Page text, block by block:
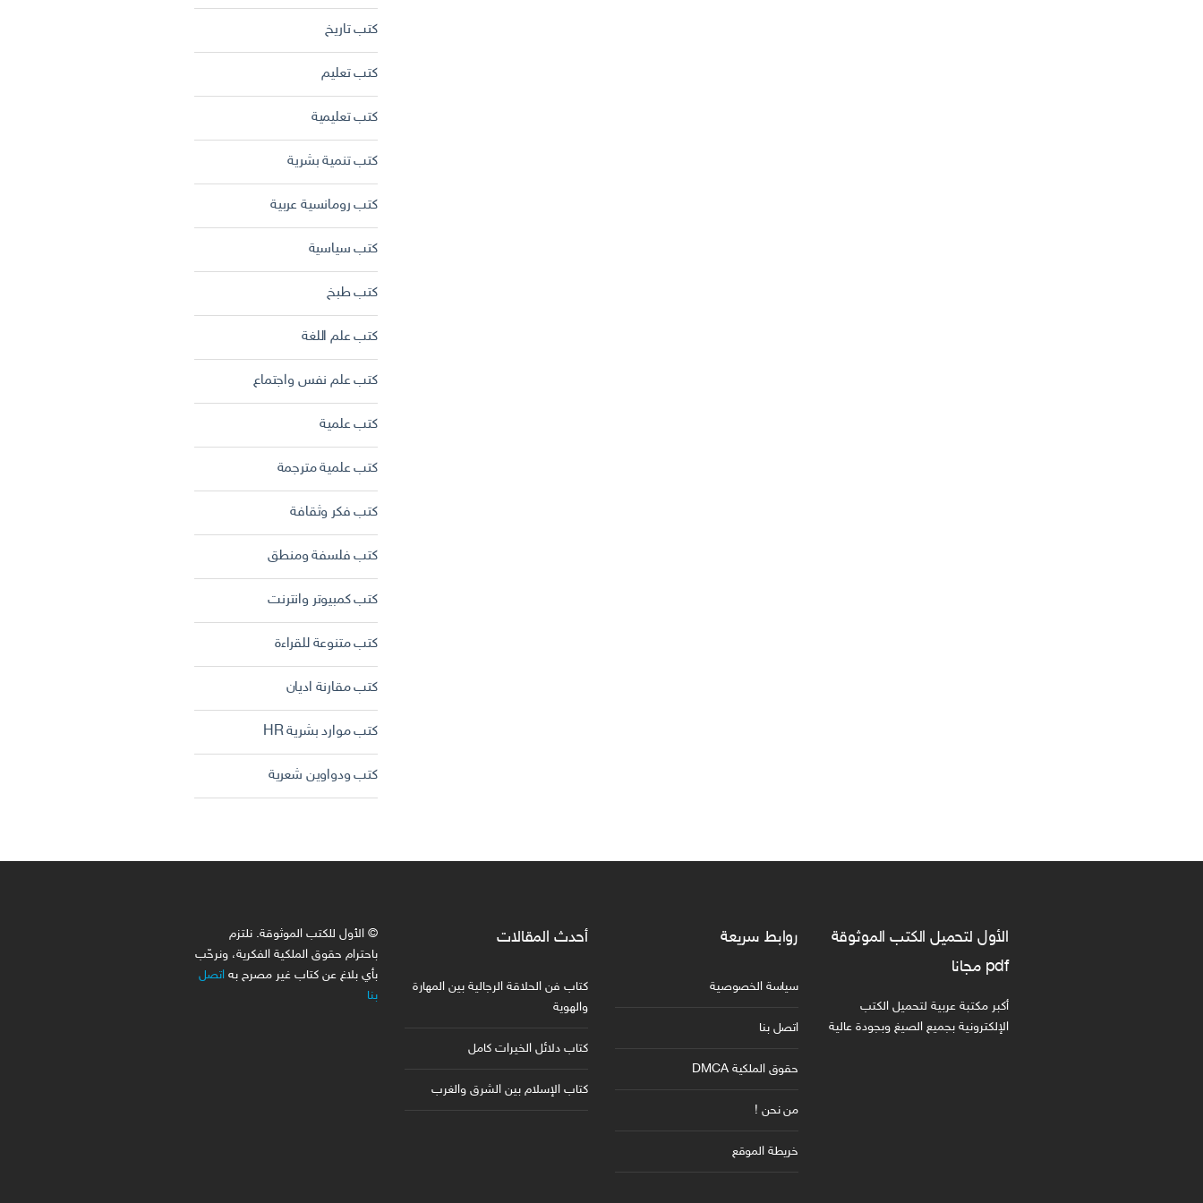
كتب تاريخ
كتب تعليم
كتب تعليمية
كتب تنمية بشرية
كتب رومانسية عربية
كتب سياسية
كتب طبخ
كتب علم اللغة
كتب علم نفس واجتماع
كتب علمية
كتب علمية مترجمة
كتب فكر وثقافة
كتب فلسفة ومنطق
كتب كمبيوتر وانترنت
كتب متنوعة للقراءة
كتب مقارنة اديان
كتب موارد بشرية HR
كتب ودواوين شعرية
الأول لتحميل الكتب الموثوقة
pdf مجانا
أكبر مكتبة عربية لتحميل الكتب
الإلكترونية بجميع الصيغ وبجودة عالية
روابط سريعة
سياسة الخصوصية
اتصل بنا
حقوق الملكية DMCA
من نحن !
خريطة الموقع
أحدث المقالات
كتاب فن الحلاقة الرجالية بين المهارة
والهوية
كتاب دلائل الخيرات كامل
كتاب الإسلام بين الشرق والغرب
© الأول للكتب الموثوقة. نلتزم
باحترام حقوق الملكية الفكرية، ونرحّب
بأي بلاغ عن كتاب غير مصرح به اتصل
بنا